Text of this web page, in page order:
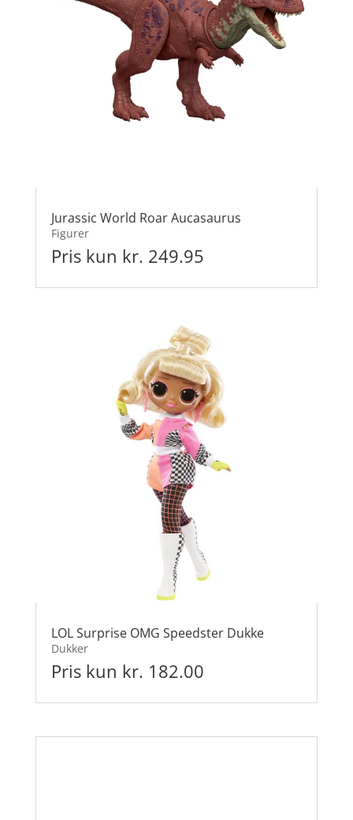
Jurassic World Roar Aucasaurus
Figurer
Pris kun kr. 249.95
LOL Surprise OMG Speedster Dukke
Dukker
Pris kun kr. 182.00